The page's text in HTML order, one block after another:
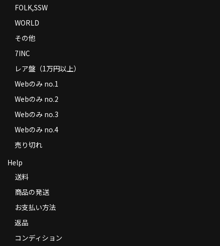
FOLK,SSW
WORLD
その他
7INC
レア盤（1万円以上）
Webのみ no.1
Webのみ no.2
Webのみ no.3
Webのみ no.4
売り切れ
Help
送料
商品の発送
お支払い方法
返品
コンディション